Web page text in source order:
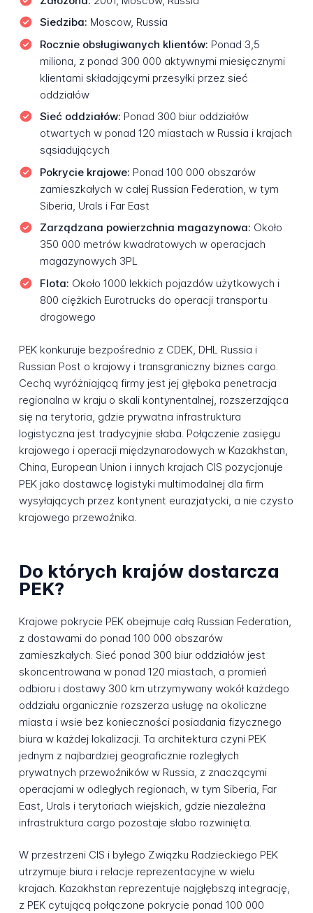
Siedziba: Moscow, Russia
Rocznie obsługiwanych klientów: Ponad 3,5
miliona, z ponad 300 000 aktywnymi miesięcznymi
klientami składającymi przesyłki przez sieć
oddziałów
Sieć oddziałów: Ponad 300 biur oddziałów
otwartych w ponad 120 miastach w Russia i krajach
sąsiadujących
Pokrycie krajowe: Ponad 100 000 obszarów
zamieszkałych w całej Russian Federation, w tym
Siberia, Urals i Far East
Zarządzana powierzchnia magazynowa: Około
350 000 metrów kwadratowych w operacjach
magazynowych 3PL
Flota: Około 1000 lekkich pojazdów użytkowych i
800 ciężkich Eurotrucks do operacji transportu
drogowego
PEK konkuruje bezpośrednio z CDEK, DHL Russia i
Russian Post o krajowy i transgraniczny biznes cargo.
Cechą wyróżniającą firmy jest jej głęboka penetracja
regionalna w kraju o skali kontynentalnej, rozszerzająca
się na terytoria, gdzie prywatna infrastruktura
logistyczna jest tradycyjnie słaba. Połączenie zasięgu
krajowego i operacji międzynarodowych w Kazakhstan,
China, European Union i innych krajach CIS pozycjonuje
PEK jako dostawcę logistyki multimodalnej dla firm
wysyłających przez kontynent eurazjatycki, a nie czysto
krajowego przewoźnika.
Do których krajów dostarcza
PEK?
Krajowe pokrycie PEK obejmuje całą Russian Federation,
z dostawami do ponad 100 000 obszarów
zamieszkałych. Sieć ponad 300 biur oddziałów jest
skoncentrowana w ponad 120 miastach, a promień
odbioru i dostawy 300 km utrzymywany wokół każdego
oddziału organicznie rozszerza usługę na okoliczne
miasta i wsie bez konieczności posiadania fizycznego
biura w każdej lokalizacji. Ta architektura czyni PEK
jednym z najbardziej geograficznie rozległych
prywatnych przewoźników w Russia, z znaczącymi
operacjami w odległych regionach, w tym Siberia, Far
East, Urals i terytoriach wiejskich, gdzie niezależna
infrastruktura cargo pozostaje słabo rozwinięta.
W przestrzeni CIS i byłego Związku Radzieckiego PEK
utrzymuje biura i relacje reprezentacyjne w wielu
krajach. Kazakhstan reprezentuje najgłębszą integrację,
z PEK cytującą połączone pokrycie ponad 100 000